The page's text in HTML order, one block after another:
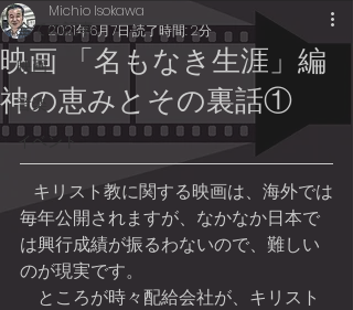
全ての記事
映画
音楽
イベント
映画 「名もなき生涯」編
神の恵みとその裏話①
Michio Isokawa
2021年6月7日読了時間: 2分
毎年公開されますが、なかなか日本で
は興行成績が振るわないので、難しい
のが現実です。